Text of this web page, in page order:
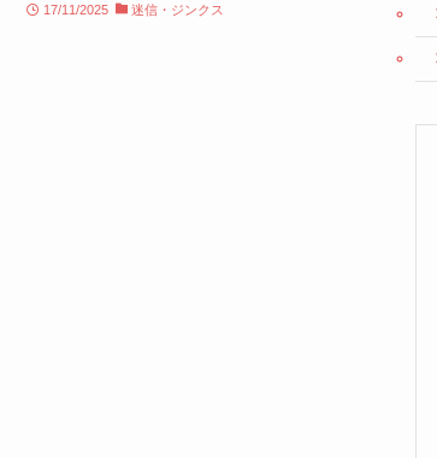
17/11/2025 迷信・ジンクス